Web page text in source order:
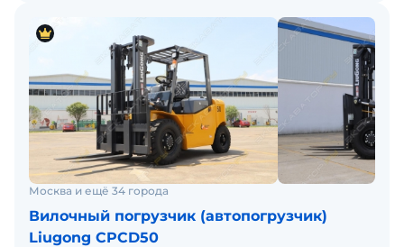
Москва и ещё 34 города
Вилочный погрузчик (автопогрузчик)
Liugong CPCD50